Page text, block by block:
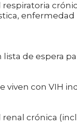
de espera
con VIH
crónica